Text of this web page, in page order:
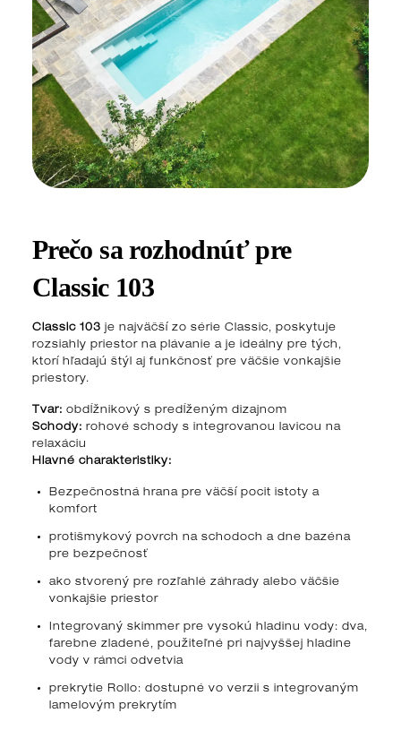
Prečo sa rozhodnúť pre
Classic 103
Classic 103
je najväčší zo série Classic, poskytuje
rozsiahly priestor na plávanie a je ideálny pre tých,
ktorí hľadajú štýl aj funkčnosť pre väčšie vonkajšie
priestory.
Tvar: obdĺžnikový s predĺženým dizajnom
Schody: rohové schody s integrovanou lavicou na
relaxáciu
Hlavné charakteristiky:
Bezpečnostná hrana pre väčší pocit istoty a
komfort
protišmykový povrch na schodoch a dne bazéna
pre bezpečnosť
ako stvorený pre rozľahlé záhrady alebo väčšie
vonkajšie priestor
Integrovaný skimmer pre vysokú hladinu vody: dva,
farebne zladené, použiteľné pri najvyššej hladine
vody v rámci odvetvia
prekrytie Rollo: dostupné vo verzii s integrovaným
lamelovým prekrytím